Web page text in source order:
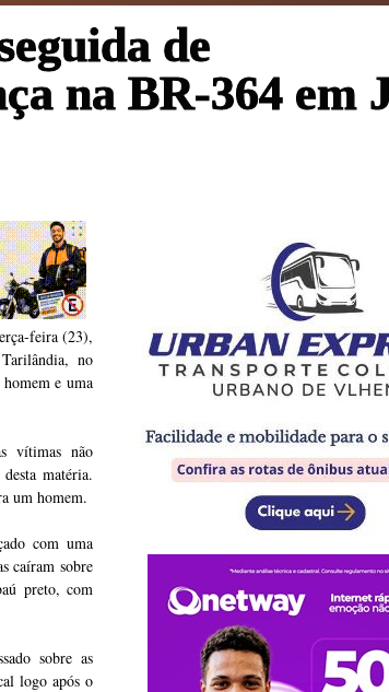
de
na BR-364 em
feira (23),
no
e uma
vítimas não
matéria.
um homem.
com uma
caíram sobre
preto, com
sobre as
logo após o